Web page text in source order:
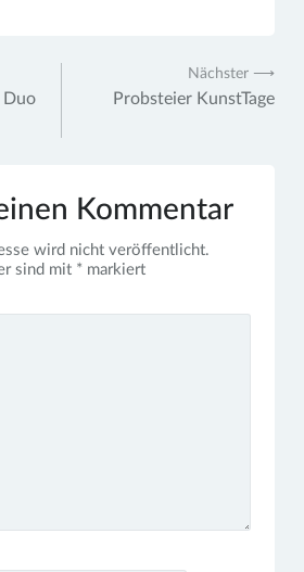
Duo
Nächster ⟶
Probsteier KunstTage
Kommentar
wird nicht veröffentlicht.
sind mit * markiert